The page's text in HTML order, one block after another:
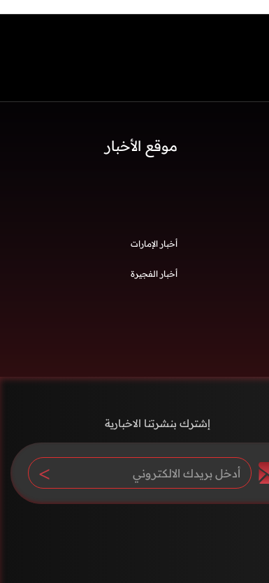
موقع الأخبار
أخبار الإمارات
أخبار الفجيرة
إشترك بنشرتنا الاخبارية